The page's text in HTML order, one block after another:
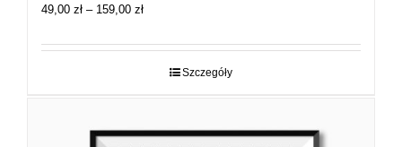
49,00 zł – 159,00 złZakres
od
Szczegóły